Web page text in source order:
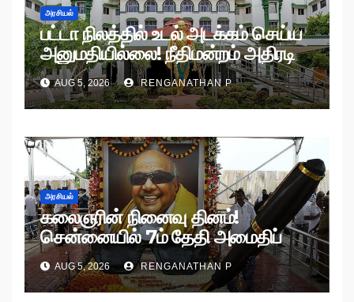
அரசியல்
பட்டா நிலத்தில் உடல் அடக்கம் செய்ய
அனுமதியில்லை! நீதிமன்றம் அதிரடி
உத்தரவு!
AUG 5, 2026 RENGANATHAN P
அரசியல்
கலைஞரின் நினைவு தினம்!
சென்னையில் 7ம் தேதி அமைதிப்
பேரணி!
AUG 5, 2026 RENGANATHAN P